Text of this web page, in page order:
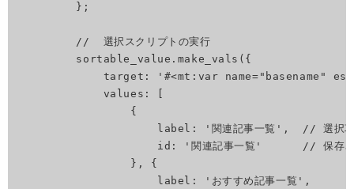
        };
        //  選択スクリプトの実行
        sortable_value.make_vals({
target: '#<mt:var name="basename"
            values: [
                {
label: '関連記事一覧',  // 選択項
id: '関連記事一覧'      // 保存さ
                }, {
                    label: 'おすすめ記事一覧',